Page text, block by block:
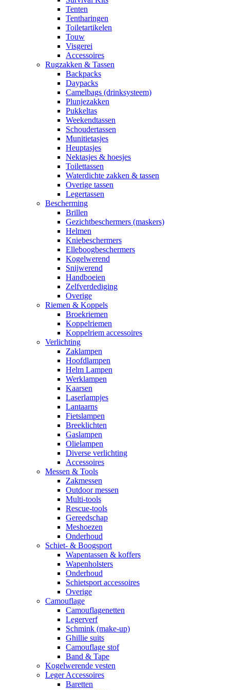
Tenten
Tentharingen
Toiletartikelen
Touw
Visgerei
Accessoires
Rugzakken & Tassen
Backpacks
Daypacks
Camelbags (drinksysteem)
Plunjezakken
Pukkeltas
Weekendtassen
Schoudertassen
Munitietasjes
Heuptasjes
Nektasjes & hoesjes
Toilettassen
Waterdichte zakken & tassen
Overige tassen
Legertassen
Bescherming
Brillen
Gezichtbeschermers (maskers)
Helmen
Kniebeschermers
Elleboogbeschermers
Kogelwerend
Snijwerend
Handboeien
Zelfverdediging
Overige
Riemen & Koppels
Broekriemen
Koppelriemen
Koppelriem accessoires
Verlichting
Zaklampen
Hoofdlampen
Helm Lampen
Werklampen
Kaarsen
Laserlampjes
Lantaarns
Fietslampen
Breeklichten
Gaslampen
Olielampen
Diverse verlichting
Accessoires
Messen & Tools
Zakmessen
Outdoor messen
Multi-tools
Rescue-tools
Gereedschap
Meshoezen
Onderhoud
Schiet- & Boogsport
Wapentassen & koffers
Wapenholsters
Onderhoud
Schietsport accessoires
Overige
Camouflage
Camouflagenetten
Legerverf
Schmink (make-up)
Ghillie suits
Camouflage stof
Band & Tape
Kogelwerende vesten
Leger Accessoires
Baretten